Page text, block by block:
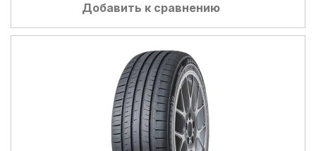
Добавить к сравнению